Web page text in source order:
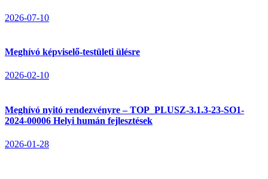
2026-07-10
Meghívó képviselő-testületi ülésre
2026-02-10
Meghívó nyitó rendezvényre – TOP_PLUSZ-3.1.3-23-SO1-
2024-00006 Helyi humán fejlesztések
2026-01-28